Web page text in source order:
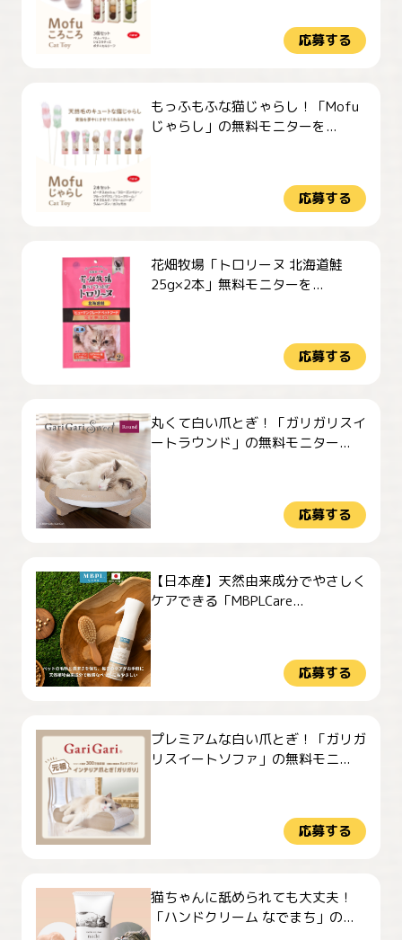
応募する
もっふもふな猫じゃらし！「Mofu
じゃらし」の無料モニターを...
応募する
花畑牧場「トロリーヌ 北海道鮭
25g×2本」無料モニターを...
応募する
丸くて白い爪とぎ！「ガリガリスイ
ートラウンド」の無料モニター...
応募する
【日本産】天然由来成分でやさしく
ケアできる「MBPLCare...
応募する
プレミアムな白い爪とぎ！「ガリガ
リスイートソファ」の無料モニ...
応募する
猫ちゃんに舐められても大丈夫！
「ハンドクリーム なでまち」の...